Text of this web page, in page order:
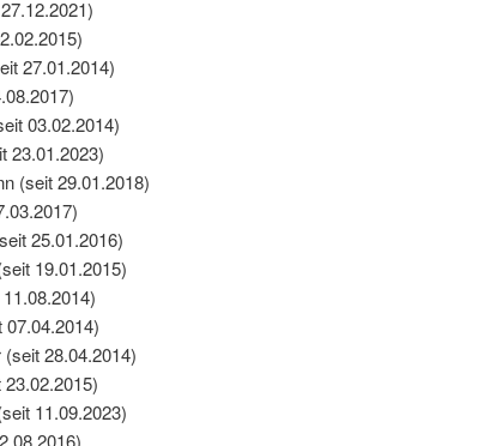
27.01.2014)
03.02.2014)
23.01.2023)
(seit 29.01.2018)
25.01.2016)
19.01.2015)
28.04.2014)
11.09.2023)